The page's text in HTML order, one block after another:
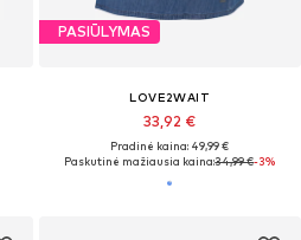
PASIŪLYMAS
LOVE2WAIT
33,92 €
Pradinė kaina: 49,99 €
Paskutinė mažiausia kaina:34,99 €-3%